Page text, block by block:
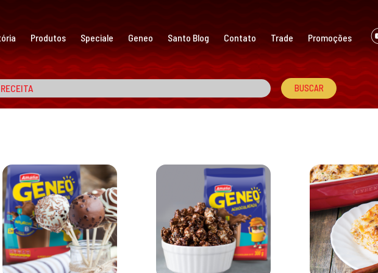
Produtos Speciale Geneo Santo Blog Contato Trade Promoções